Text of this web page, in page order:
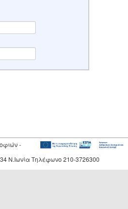
-
Ν.Ιωνία Τηλέφωνο 210-3726300